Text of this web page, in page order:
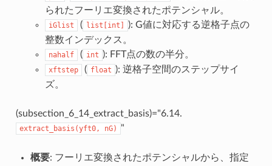
られたフーリエ変換されたポテンシャル。
iGlist ( list[int]
): G値に対応する逆格子点の
整数インデックス。
nahalf ( int ): FFT点の数の半分。
xftstep ( float ): 逆格子空間のステップサイ
ズ。
(subsection_6_14_extract_basis)="6.14.
extract_basis(yft0, nG) "
概要: フーリエ変換されたポテンシャルから、指定